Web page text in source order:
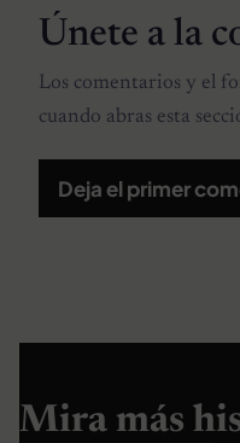
Únete a la
Los comentarios y el
cuando abras esta
Deja el primer
Mira más